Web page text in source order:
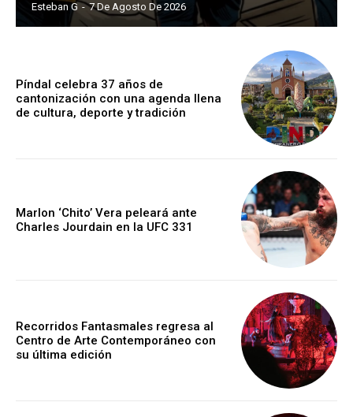
Esteban G - 7 De Agosto De 2026
Píndal celebra 37 años de
cantonización con una agenda llena
de cultura, deporte y tradición
Marlon ‘Chito’ Vera peleará ante
Charles Jourdain en la UFC 331
Recorridos Fantasmales regresa al
Centro de Arte Contemporáneo con
su última edición